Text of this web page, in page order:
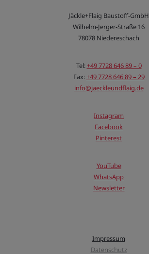
Jäckle+Flaig Baustoff-GmbH
Wilhelm-Jerger-Straße 16
78078 Niedereschach
Tel:+49 7728 646 89 – 0
Fax:+49 7728 646 89 – 29
info@jaeckleundflaig.de
Instagram
Facebook
Pinterest
YouTube
WhatsApp
Newsletter
Impressum
Datenschutz